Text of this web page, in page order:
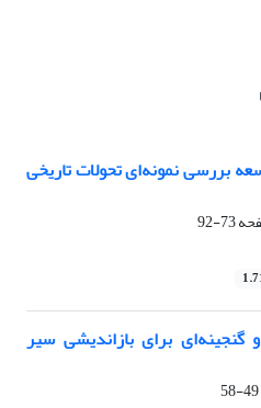
بررسی نمونه‌ای تحولات تاریخی
73-92
برای بازاندیشی سیر
49-58